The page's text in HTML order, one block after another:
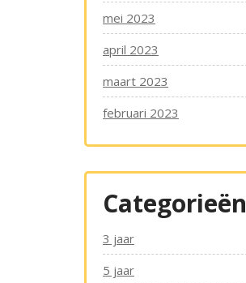
mei 2023
april 2023
maart 2023
februari 2023
Categorieën
3 jaar
5 jaar